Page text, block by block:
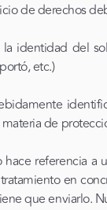
de derechos
del
etc.)
de
referencia
en
que enviarlo.